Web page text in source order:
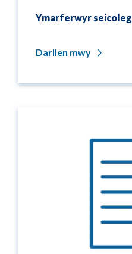
Ymarferwyr seicoleg
Darllen mwy